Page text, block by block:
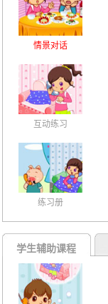
情景对话
互动练习
练习册
学生辅助课程